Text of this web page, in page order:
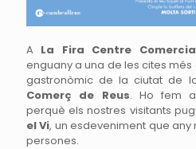
A La Fira Centre
enguany a una de les cites
gastronòmic de la ciutat de
Comerç de Reus. Ho fem
perquè els nostres visitants
el Vi, un esdeveniment que
persones.